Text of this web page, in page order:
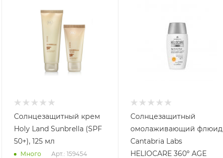
Солнцезащитный крем
Holy Land Sunbrella (SPF
50+), 125 мл
Много Арт.: 159454
Солнцезащитный
омолаживающий флюид
Cantabria Labs
HELIOCARE 360º AGE